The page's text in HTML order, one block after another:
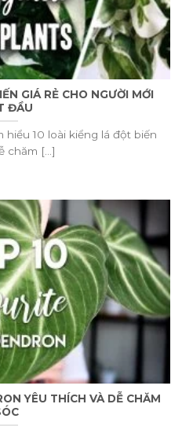
GIÁ RẺ CHO NGƯỜI MỚI
ĐẦU
hiểu 10 loài kiểng lá đột biến
chăm [...]
YÊU THÍCH VÀ DỄ CHĂM